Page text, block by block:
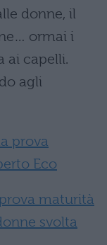
donne, il
ormai i
ai capelli.
agli
prova
Eco
maturità
svolta